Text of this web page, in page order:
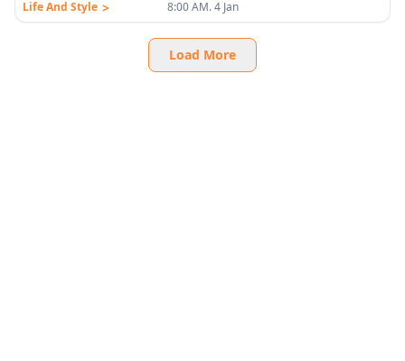
Life And Style > 8:00 AM. 4 Jan
Load More